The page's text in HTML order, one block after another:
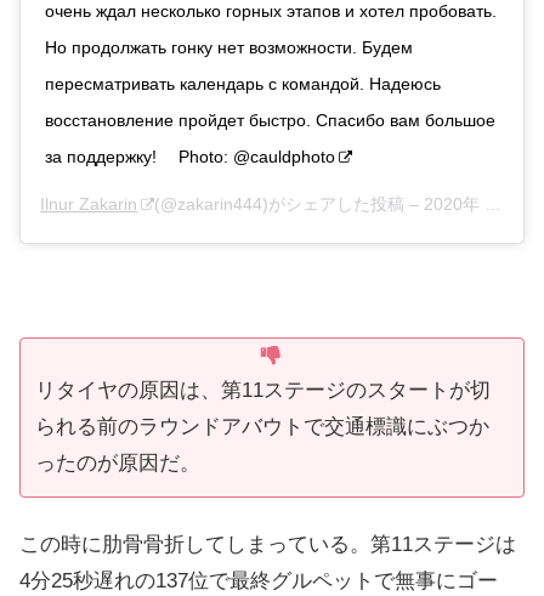
очень ждал несколько горных этапов и хотел пробовать.
Но продолжать гонку нет возможности. Будем
пересматривать календарь с командой. Надеюсь
восстановление пройдет быстро. Спасибо вам большое
за поддержку! ⠀ Photo: @cauldphoto
Ilnur Zakarin (@zakarin444)がシェアした投稿 – 2020年 9月月10日午前7時22分PDT
リタイヤの原因は、第11ステージのスタートが切
られる前のラウンドアバウトで交通標識にぶつか
ったのが原因だ。
この時に肋骨骨折してしまっている。第11ステージは
4分25秒遅れの137位で最終グルペットで無事にゴー